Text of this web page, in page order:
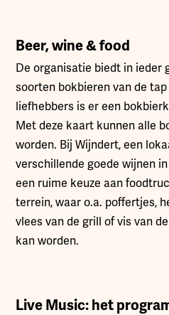
Beer, wine & food
De organisatie biedt in ieder
soorten bokbieren van de
liefhebbers is er een
Met deze kaart kunnen alle
worden. Bij Wijndert, een
verschillende goede wijnen
een ruime keuze aan
terrein, waar o.a. poffertjes,
vlees van de grill of vis van
kan worden.
Live Music: het